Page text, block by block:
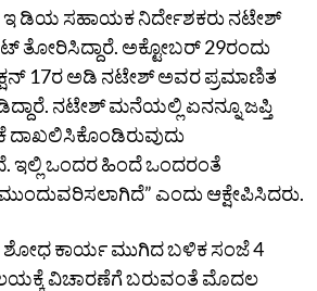
ಇ ಡಿಯ ಸಹಾಯಕ ನಿರ್ದೇಶಕರು ನಟೇಶ್‌
ತೋರಿಸಿದ್ದಾರೆ. ಅಕ್ಟೋಬರ್‌ 29ರಂದು
17ರ ಅಡಿ ನಟೇಶ್‌ ಅವರ ಪ್ರಮಾಣಿತ
ನಟೇಶ್‌ ಮನೆಯಲ್ಲಿ ಏನನ್ನೂ ಜಪ್ತಿ
ಇಲ್ಲಿ ಒಂದರ ಹಿಂದೆ ಒಂದರಂತೆ
ಎಂದು ಆಕ್ಷೇಪಿಸಿದರು.
ಶೋಧ ಕಾರ್ಯ ಮುಗಿದ ಬಳಿಕ ಸಂಜೆ 4
ವಿಚಾರಣೆಗೆ ಬರುವಂತೆ ಮೊದಲ